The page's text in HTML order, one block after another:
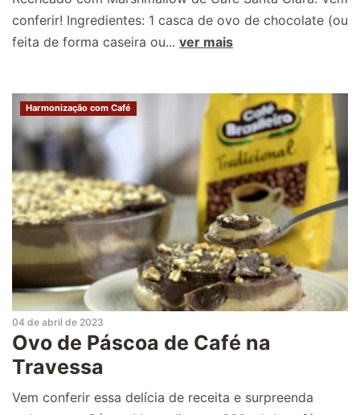
conferir! Ingredientes: 1 casca de ovo de chocolate (ou
feita de forma caseira ou... ver mais
Harmonização com Café
04 de abril de 2023
Ovo de Páscoa de Café na
Travessa
Vem conferir essa delícia de receita e surpreenda